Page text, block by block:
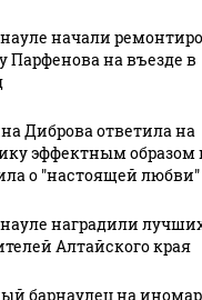
В Химках на
напали и
начали
Парфенова на въезде в
Диброва ответила на
эффектным образом
о "настоящей любви"
наградили
Алтайского края
барнаулец на